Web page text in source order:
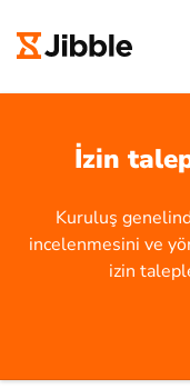
İzin
Kuruluş
incelenmesini ve
izin